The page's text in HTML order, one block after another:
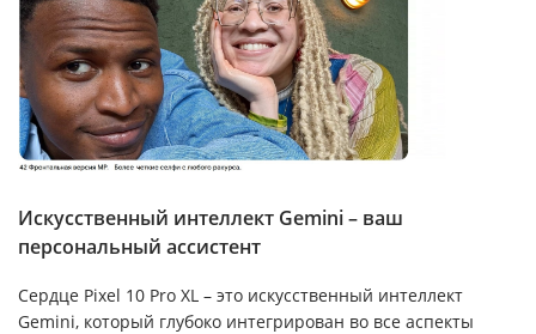
Искусственный интеллект Gemini – ваш
персональный ассистент
Сердце Pixel 10 Pro XL – это искусственный интеллект
Gemini, который глубоко интегрирован во все аспекты